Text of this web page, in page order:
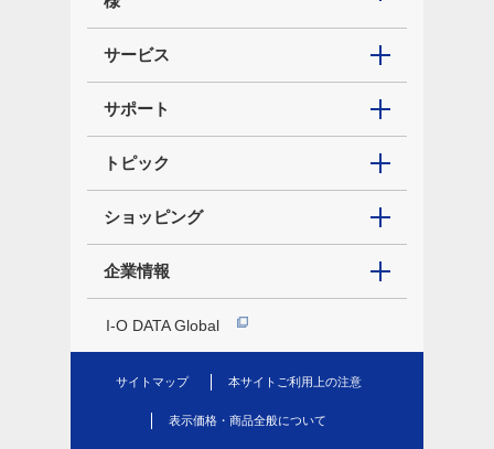
サービス
サポート
トピック
ショッピング
企業情報
I-O DATA Global
サイトマップ 本サイトご利用上の注意
表示価格・商品全般について